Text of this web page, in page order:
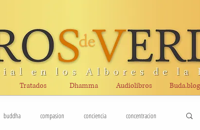
Tratados Dhamma Audiolibros Buda.blog
buddha compasion conciencia concentracion